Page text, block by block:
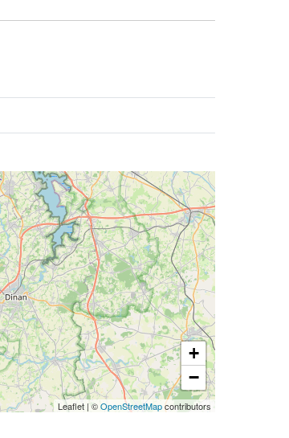
+
−
Leaflet | ©OpenStreetMapcontributors